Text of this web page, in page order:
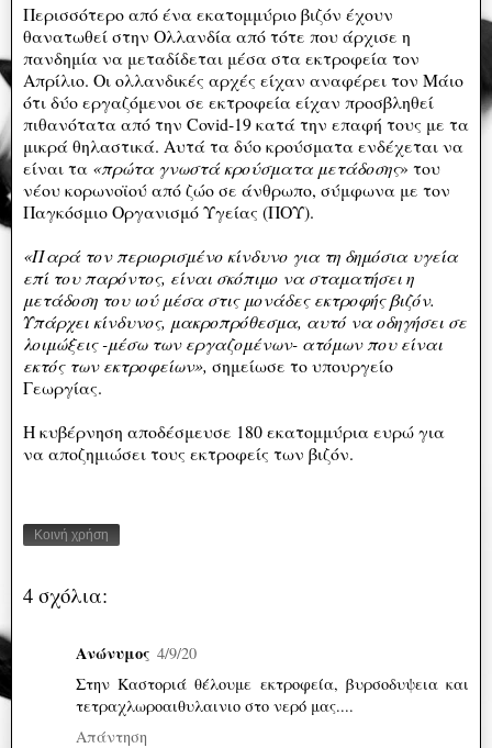
Περισσότερο από ένα εκατομμύριο βιζόν έχουν
θανατωθεί στην Ολλανδία από τότε που άρχισε η
πανδημία να μεταδίδεται μέσα στα εκτροφεία τον
Απρίλιο. Οι ολλανδικές αρχές είχαν αναφέρει τον Μάιο
ότι δύο εργαζόμενοι σε εκτροφεία είχαν προσβληθεί
πιθανότατα από την Covid-19 κατά την επαφή τους με τα
μικρά θηλαστικά. Αυτά τα δύο κρούσματα ενδέχεται να
είναι τα «πρώτα γνωστά κρούσματα μετάδοσης» του
νέου κορωνοϊού από ζώο σε άνθρωπο, σύμφωνα με τον
Παγκόσμιο Οργανισμό Υγείας (ΠΟΥ).
«Παρά τον περιορισμένο κίνδυνο για τη δημόσια υγεία
επί του παρόντος, είναι σκόπιμο να σταματήσει η
μετάδοση του ιού μέσα στις μονάδες εκτροφής βιζόν.
Υπάρχει κίνδυνος, μακροπρόθεσμα, αυτό να οδηγήσει σε
λοιμώξεις -μέσω των εργαζομένων- ατόμων που είναι
εκτός των εκτροφείων», σημείωσε το υπουργείο
Γεωργίας.
Η κυβέρνηση αποδέσμευσε 180 εκατομμύρια ευρώ για
να αποζημιώσει τους εκτροφείς των βιζόν.
Κοινή χρήση
4 σχόλια:
Ανώνυμος 4/9/20
Στην Καστοριά θέλουμε εκτροφεία, βυρσοδυψεια και
τετραχλωροαιθυλαινιο στο νερό μας....
Απάντηση